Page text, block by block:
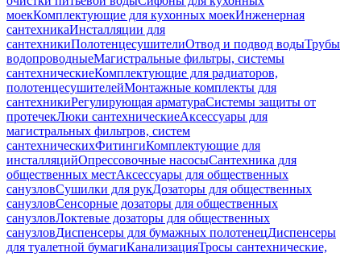
моекКомплектующие для кухонных моекИнженерная
сантехникаИнсталляции для
сантехникиПолотенцесушителиОтвод и подвод водыТрубы
водопроводныеМагистральные фильтры, системы
сантехническиеКомплектующие для радиаторов,
полотенцесушителейМонтажные комплекты для
сантехникиРегулирующая арматураСистемы защиты от
протечекЛюки сантехническиеАксессуары для
магистральных фильтров, систем
сантехническихФитингиКомплектующие для
инсталляцийОпрессовочные насосыСантехника для
общественных местАксессуары для общественных
санузловСушилки для рукДозаторы для общественных
санузловСенсорные дозаторы для общественных
санузловЛоктевые дозаторы для общественных
санузловДиспенсеры для бумажных полотенецДиспенсеры
для туалетной бумагиКанализацияТросы сантехнические,